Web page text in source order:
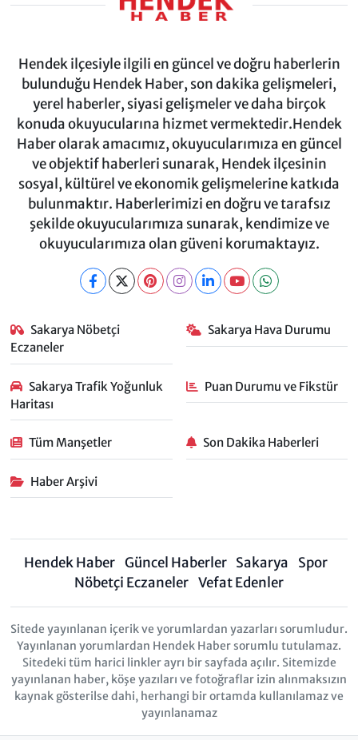
Hendek ilçesiyle ilgili en güncel ve doğru haberlerin
bulunduğu Hendek Haber, son dakika gelişmeleri,
yerel haberler, siyasi gelişmeler ve daha birçok
konuda okuyucularına hizmet vermektedir.Hendek
Haber olarak amacımız, okuyucularımıza en güncel
ve objektif haberleri sunarak, Hendek ilçesinin
sosyal, kültürel ve ekonomik gelişmelerine katkıda
bulunmaktır. Haberlerimizi en doğru ve tarafsız
şekilde okuyucularımıza sunarak, kendimize ve
okuyucularımıza olan güveni korumaktayız.
Sakarya Nöbetçi
Eczaneler
Sakarya Hava Durumu
Sakarya Trafik Yoğunluk
Haritası
Puan Durumu ve Fikstür
Tüm Manşetler Son Dakika Haberleri
Haber Arşivi
Hendek Haber Güncel Haberler Sakarya
Spor
Nöbetçi Eczaneler Vefat Edenler
Sitede yayınlanan içerik ve yorumlardan yazarları sorumludur.
Yayınlanan yorumlardan Hendek Haber sorumlu tutulamaz.
Sitedeki tüm harici linkler ayrı bir sayfada açılır. Sitemizde
yayınlanan haber, köşe yazıları ve fotoğraflar izin alınmaksızın
kaynak gösterilse dahi, herhangi bir ortamda kullanılamaz ve
yayınlanamaz